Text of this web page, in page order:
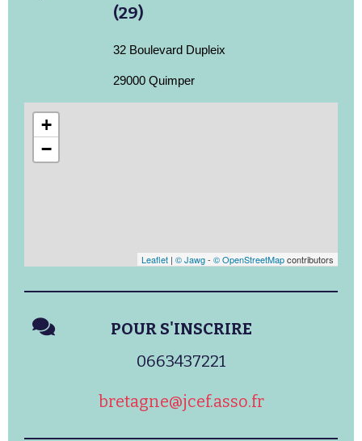
(29)
32 Boulevard Dupleix
29000 Quimper
+
−
Leaflet | © Jawg- © OpenStreetMapcontributors
POUR S'INSCRIRE
0663437221
bretagne@jcef.asso.fr